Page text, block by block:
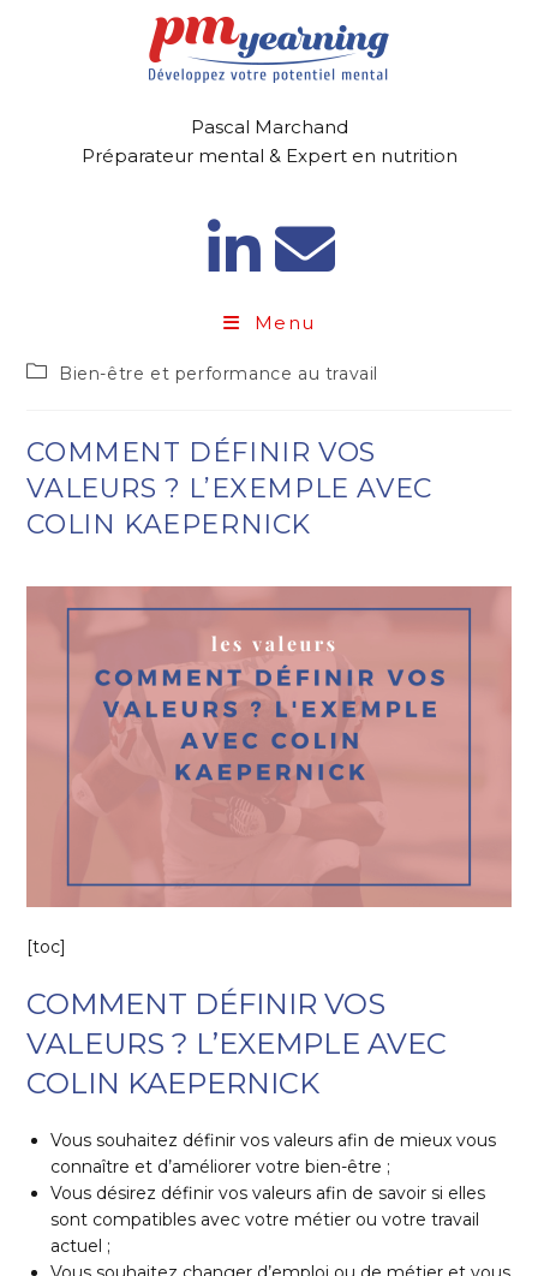
Pascal Marchand
Préparateur mental & Expert en nutrition
Menu
Bien-être et performance au travail
COMMENT DÉFINIR VOS
VALEURS ? L’EXEMPLE AVEC
COLIN KAEPERNICK
[toc]
COMMENT DÉFINIR VOS
VALEURS ? L’EXEMPLE AVEC
COLIN KAEPERNICK
Vous souhaitez définir vos valeurs afin de mieux vous
connaître et d’améliorer votre bien-être ;
Vous désirez définir vos valeurs afin de savoir si elles
sont compatibles avec votre métier ou votre travail
actuel ;